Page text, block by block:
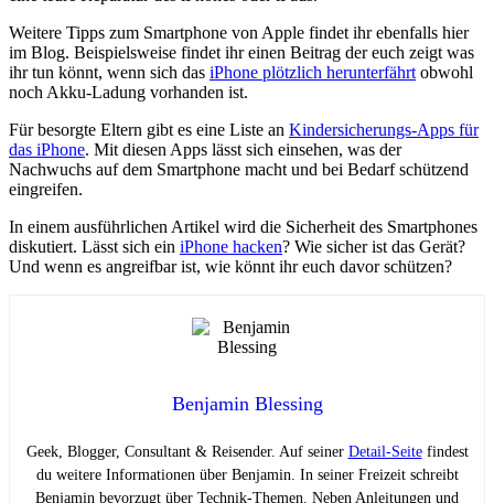
Weitere Tipps zum Smartphone von Apple findet ihr ebenfalls hier
im Blog. Beispielsweise findet ihr einen Beitrag der euch zeigt was
ihr tun könnt, wenn sich das iPhone plötzlich herunterfährt obwohl
noch Akku-Ladung vorhanden ist.
Für besorgte Eltern gibt es eine Liste an Kindersicherungs-Apps für
das iPhone. Mit diesen Apps lässt sich einsehen, was der
Nachwuchs auf dem Smartphone macht und bei Bedarf schützend
eingreifen.
In einem ausführlichen Artikel wird die Sicherheit des Smartphones
diskutiert. Lässt sich ein iPhone hacken? Wie sicher ist das Gerät?
Und wenn es angreifbar ist, wie könnt ihr euch davor schützen?
Benjamin Blessing
Geek, Blogger, Consultant & Reisender. Auf seiner Detail-Seitefindest
du weitere Informationen über Benjamin. In seiner Freizeit schreibt
Benjamin bevorzugt über Technik-Themen. Neben Anleitungen und